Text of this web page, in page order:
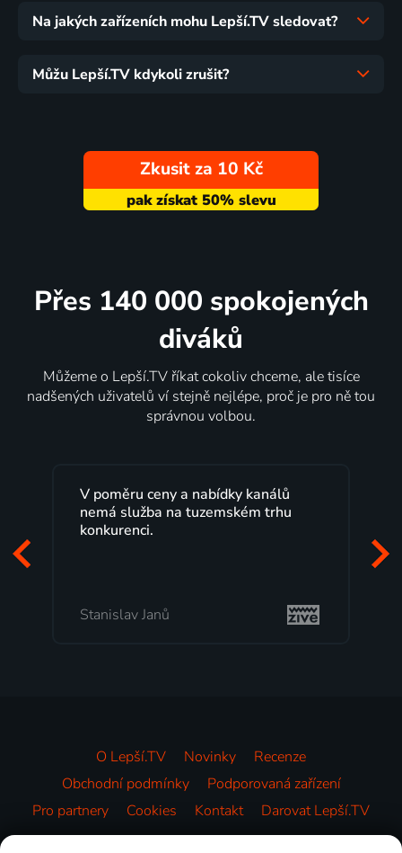
Na jakých zařízeních mohu Lepší.TV sledovat?
Můžu Lepší.TV kdykoli zrušit?
Zkusit za 10 Kč
Přes 140 000 spokojených
diváků
Můžeme o Lepší.TV říkat cokoliv chceme, ale tisíce
nadšených uživatelů ví stejně nejlépe, proč je pro ně tou
správnou volbou.
V poměru ceny a nabídky kanálů
nemá služba na tuzemském trhu
konkurenci.
Stanislav Janů
O Lepší.TV Novinky
Recenze
Obchodní podmínky
Podporovaná zařízení
Pro partnery
Cookies Kontakt Darovat Lepší.TV